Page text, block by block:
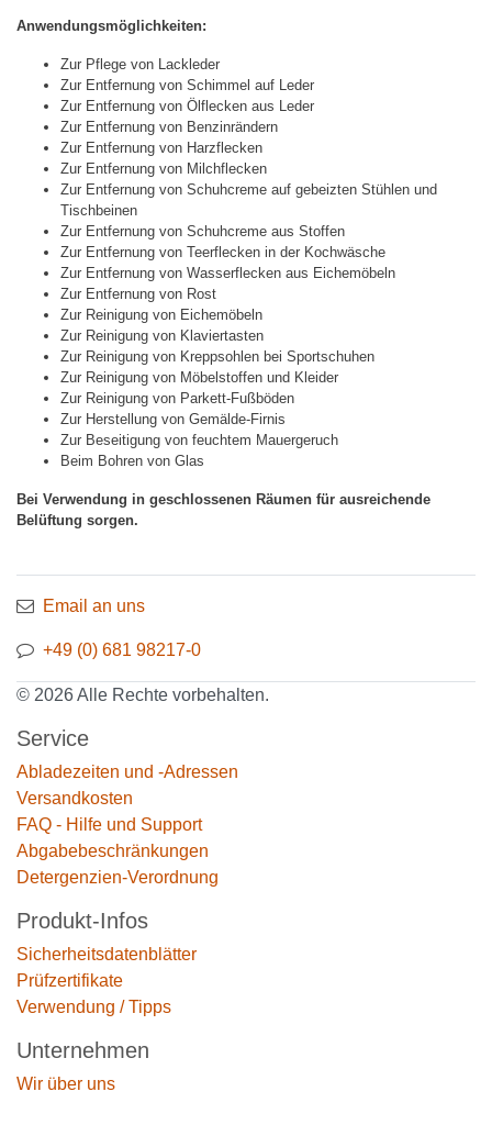
Anwendungsmöglichkeiten:
Zur Pflege von Lackleder
Zur Entfernung von Schimmel auf Leder
Zur Entfernung von Ölflecken aus Leder
Zur Entfernung von Benzinrändern
Zur Entfernung von Harzflecken
Zur Entfernung von Milchflecken
Zur Entfernung von Schuhcreme auf gebeizten Stühlen und
Tischbeinen
Zur Entfernung von Schuhcreme aus Stoffen
Zur Entfernung von Teerflecken in der Kochwäsche
Zur Entfernung von Wasserflecken aus Eichemöbeln
Zur Entfernung von Rost
Zur Reinigung von Eichemöbeln
Zur Reinigung von Klaviertasten
Zur Reinigung von Kreppsohlen bei Sportschuhen
Zur Reinigung von Möbelstoffen und Kleider
Zur Reinigung von Parkett-Fußböden
Zur Herstellung von Gemälde-Firnis
Zur Beseitigung von feuchtem Mauergeruch
Beim Bohren von Glas
Bei Verwendung in geschlossenen Räumen für ausreichende
Belüftung sorgen.
Email an uns
+49 (0) 681 98217-0
© 2026 Alle Rechte vorbehalten.
Service
Abladezeiten und -Adressen
Versandkosten
FAQ - Hilfe und Support
Abgabebeschränkungen
Detergenzien-Verordnung
Produkt-Infos
Sicherheitsdatenblätter
Prüfzertifikate
Verwendung / Tipps
Unternehmen
Wir über uns